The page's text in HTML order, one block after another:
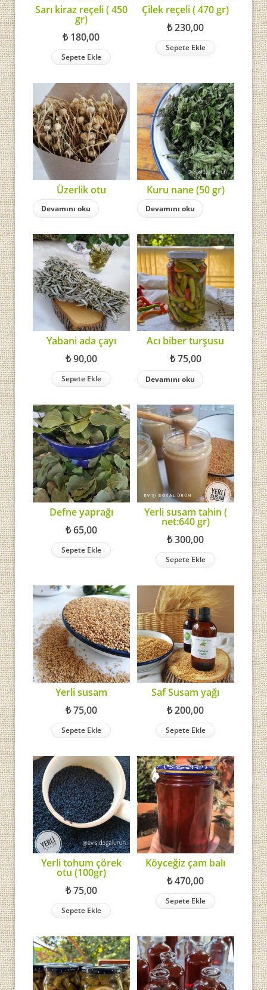
Sarı kiraz reçeli ( 450
gr)
₺180,00
Sepete Ekle
Çilek reçeli ( 470 gr)
₺230,00
Sepete Ekle
Üzerlik otu
Devamını oku
Kuru nane (50 gr)
Devamını oku
Yabani ada çayı
₺90,00
Sepete Ekle
Acı biber turşusu
₺75,00
Devamını oku
Defne yaprağı
₺65,00
Sepete Ekle
Yerli susam tahin (
net:640 gr)
₺300,00
Sepete Ekle
Yerli susam
₺75,00
Sepete Ekle
Saf Susam yağı
₺200,00
Sepete Ekle
Yerli tohum çörek
otu (100gr)
₺75,00
Sepete Ekle
Köyceğiz çam balı
₺470,00
Sepete Ekle